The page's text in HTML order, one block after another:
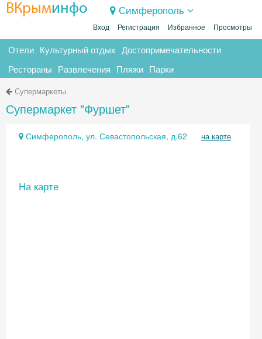
ВКрыминфо Симферополь
Вход Регистрация Избранное Просмотры
Отели Культурный отдых Достопримечательности
Рестораны Развлечения Пляжи Парки
Супермаркеты
Супермаркет "Фуршет"
Симферополь, ул. Севастопольская, д.62 на карте
На карте